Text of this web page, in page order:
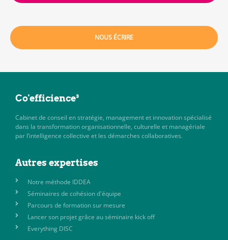
NOUS ÉCRIRE
Co'efficience³
Cabinet de conseil en stratégie, management et innovation spécialisé
dans la transformation organisationnelle, culturelle et managériale
par l’intelligence collective et les démarches collaboratives.
Autres expertises
Notre méthode IDDEA
Séminaires de cohésion d'équipe
Parcours de formation sur mesure
Lancer son projet grâce au séminaire kick off
Everything DISC